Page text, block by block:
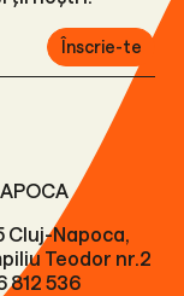
Înscrie-te
Cluj-Napoca,
Teodor nr.2
812 536